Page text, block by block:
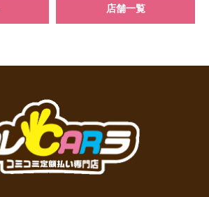
店舗一覧